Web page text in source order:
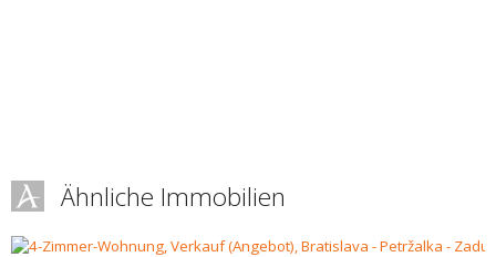
Ähnliche Immobilien